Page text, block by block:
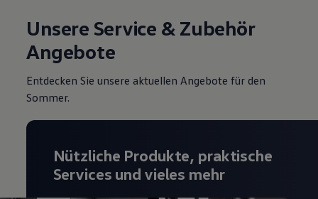
Unsere Service & Zubehör
Angebote
Entdecken Sie unsere aktuellen Angebote für den
Sommer.
Nützliche Produkte, praktische
Services und vieles mehr